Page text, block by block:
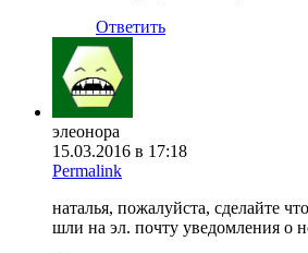
Ответить
элеонора
15.03.2016 в 17:18
Permalink
наталья, пожалуйста, сделайте
шли на эл. почту уведомления о